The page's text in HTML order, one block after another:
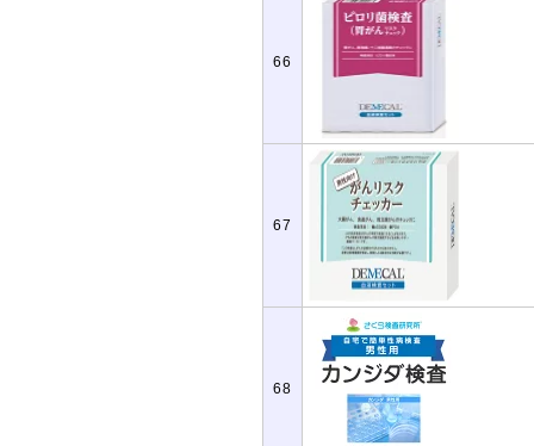
66
67
68